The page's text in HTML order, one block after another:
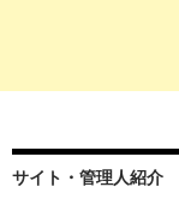
サイト・管理人紹介